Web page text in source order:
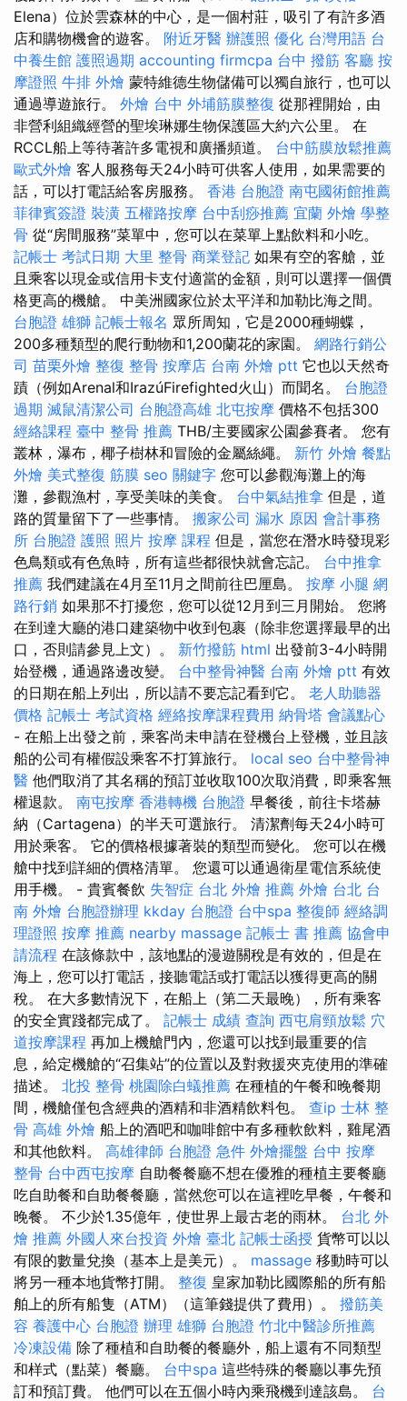
Elena）位於雲森林的中心，是一個村莊，吸引了有許多酒
店和購物機會的遊客。 附近牙醫 辦護照 優化 台灣用語 台
中養生館 護照過期 accounting firmcpa 台中 撥筋 客廳 按
摩證照 牛排 外燴 蒙特維德生物儲備可以獨自旅行，也可以
通過導遊旅行。 外燴 台中 外埔筋膜整復 從那裡開始，由
非營利組織經營的聖埃琳娜生物保護區大約六公里。 在
RCCL船上等待著許多電視和廣播頻道。 台中筋膜放鬆推薦
歐式外燴 客人服務每天24小時可供客人使用，如果需要的
話，可以打電話給客房服務。 香港 台胞證 南屯國術館推薦
菲律賓簽證 裝潢 五權路按摩 台中刮痧推薦 宜蘭 外燴 學整
骨 從“房間服務”菜單中，您可以在菜單上點飲料和小吃。
記帳士 考試日期 大里 整骨 商業登記 如果有空的客艙，並
且乘客以現金或信用卡支付適當的金額，則可以選擇一個價
格更高的機艙。 中美洲國家位於太平洋和加勒比海之間。
台胞證 雄獅 記帳士報名 眾所周知，它是2000種蝴蝶，
200多種類型的爬行動物和1,200蘭花的家園。 網路行銷公
司 苗栗外燴 整復 整骨 按摩店 台南 外燴 ptt 它也以天然奇
蹟（例如Arenal和IrazúFirefighted火山）而聞名。 台胞證
過期 滅鼠清潔公司 台胞證高雄 北屯按摩 價格不包括300
經絡課程 臺中 整骨 推薦 THB/主要國家公園參賽者。 您有
叢林，瀑布，椰子樹林和冒險的金屬絲繩。 新竹 外燴 餐點
外燴 美式整復 筋膜 seo 關鍵字 您可以參觀海灘上的海
灘，參觀漁村，享受美味的美食。 台中氣結推拿 但是，道
路的質量留下了一些事情。 搬家公司 漏水 原因 會計事務
所 台胞證 護照 照片 按摩 課程 但是，當您在潛水時發現彩
色鳥類或有色魚時，所有這些都很快就會忘記。 台中推拿
推薦 我們建議在4月至11月之間前往巴厘島。 按摩 小腿 網
路行銷 如果那不打擾您，您可以從12月到三月開始。 您將
在到達大廳的港口建築物中收到包裹（除非您選擇最早的出
口，否則請參見上文）。 新竹撥筋 html 出發前3-4小時開
始登機，通過路邊改變。 台中整骨神醫 台南 外燴 ptt 有效
的日期在船上列出，所以請不要忘記看到它。 老人助聽器
價格 記帳士 考試資格 經絡按摩課程費用 納骨塔 會議點心
- 在船上出發之前，乘客尚未申請在登機台上登機，並且該
船的公司有權假設乘客不打算旅行。 local seo 台中整骨神
醫 他們取消了其名稱的預訂並收取100次取消費，即乘客無
權退款。 南屯按摩 香港轉機 台胞證 早餐後，前往卡塔赫
納（Cartagena）的半天可選旅行。 清潔劑每天24小時可
用於乘客。 它的價格根據著裝的類型而變化。 您可以在機
艙中找到詳細的價格清單。 您還可以通過衛星電信系統使
用手機。 - 貴賓餐飲 失智症 台北 外燴 推薦 外燴 台北 台
南 外燴 台胞證辦理 kkday 台胞證 台中spa 整復師 經絡調
理證照 按摩 推薦 nearby massage 記帳士 書 推薦 協會申
請流程 在該條款中，該地點的漫遊關稅是有效的，但是在
海上，您可以打電話，接聽電話或打電話以獲得更高的關
稅。 在大多數情況下，在船上（第二天最晚），所有乘客
的安全實踐都完成了。 記帳士 成績 查詢 西屯肩頸放鬆 穴
道按摩課程 再加上機艙門內，您還可以找到最重要的信
息，給定機艙的“召集站”的位置以及對救援夾克使用的準確
描述。 北投 整骨 桃園除白蟻推薦 在種植的午餐和晚餐期
間，機艙僅包含經典的酒精和非酒精飲料包。 查ip 士林 整
骨 高雄 外燴 船上的酒吧和咖啡館中有多種軟飲料，雞尾酒
和其他飲料。 高雄律師 台胞證 急件 外燴擺盤 台中 按摩
整骨 台中西屯按摩 自助餐餐廳不想在優雅的種植主要餐廳
吃自助餐和自助餐餐廳，當然您可以在這裡吃早餐，午餐和
晚餐。 不少於1.35億年，使世界上最古老的雨林。 台北 外
燴 推薦 外國人來台投資 外燴 臺北 記帳士函授 貨幣可以以
有限的數量兌換（基本上是美元）。 massage 移動時可以
將另一種本地貨幣打開。 整復 皇家加勒比國際船的所有船
舶上的所有船隻（ATM）（這筆錢提供了費用）。 撥筋美
容 養護中心 台胞證 辦理 雄獅 台胞證 竹北中醫診所推薦
冷凍設備 除了種植和自助餐的餐廳外，船上還有不同類型
和样式（點菜）餐廳。 台中spa 這些特殊的餐廳以事先預
訂和預訂費。 他們可以在五個小時內乘飛機到達該島。 台